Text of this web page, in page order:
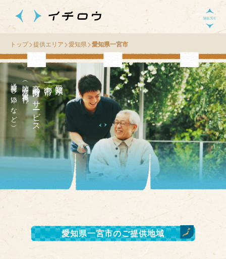
トップ 提供エリア 愛知県 愛知県一宮市
愛
知
県
一
宮
市
の
高齢者向け
サ
ー
ビス
（訪問介護・家事代行
通院付き添いなど）
愛知県一宮市のご提供地域